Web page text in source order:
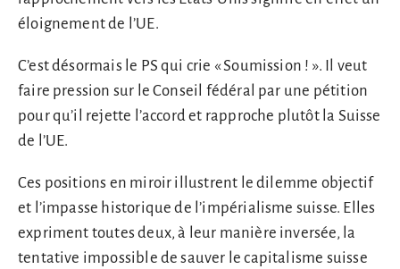
éloignement de l’UE.
C’est désormais le PS qui crie « Soumission ! ». Il veut
faire pression sur le Conseil fédéral par une pétition
pour qu’il rejette l’accord et rapproche plutôt la Suisse
de l’UE.
Ces positions en miroir illustrent le dilemme objectif
et l’impasse historique de l’impérialisme suisse. Elles
expriment toutes deux, à leur manière inversée, la
tentative impossible de sauver le capitalisme suisse